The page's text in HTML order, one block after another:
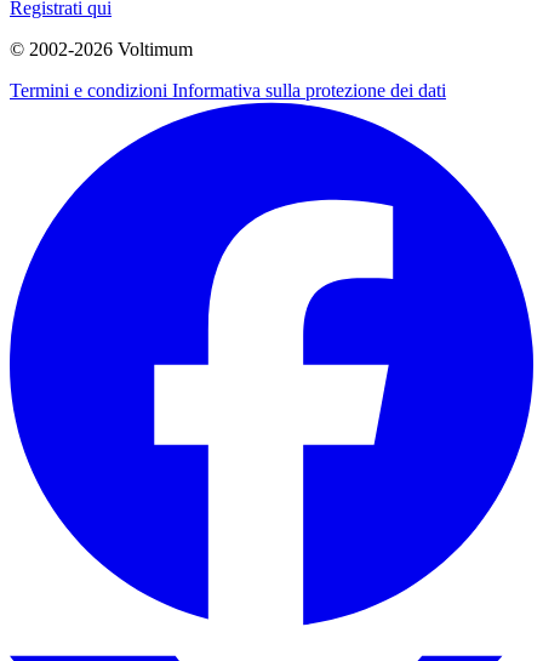
Registrati qui
© 2002-2026 Voltimum
Termini e condizioni Informativa sulla protezione dei dati